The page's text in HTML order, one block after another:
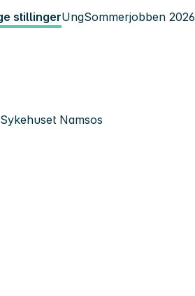
stillingerUngSommerjobben 2026
Namsos